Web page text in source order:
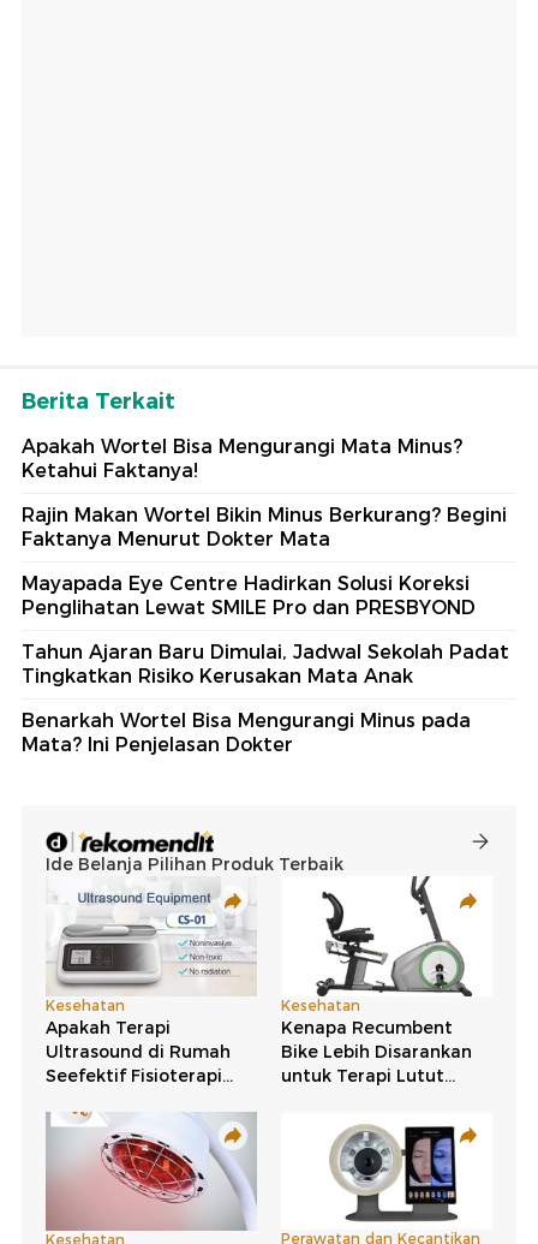
Berita Terkait
Apakah Wortel Bisa Mengurangi Mata Minus?
Ketahui Faktanya!
Rajin Makan Wortel Bikin Minus Berkurang? Begini
Faktanya Menurut Dokter Mata
Mayapada Eye Centre Hadirkan Solusi Koreksi
Penglihatan Lewat SMILE Pro dan PRESBYOND
Tahun Ajaran Baru Dimulai, Jadwal Sekolah Padat
Tingkatkan Risiko Kerusakan Mata Anak
Benarkah Wortel Bisa Mengurangi Minus pada
Mata? Ini Penjelasan Dokter